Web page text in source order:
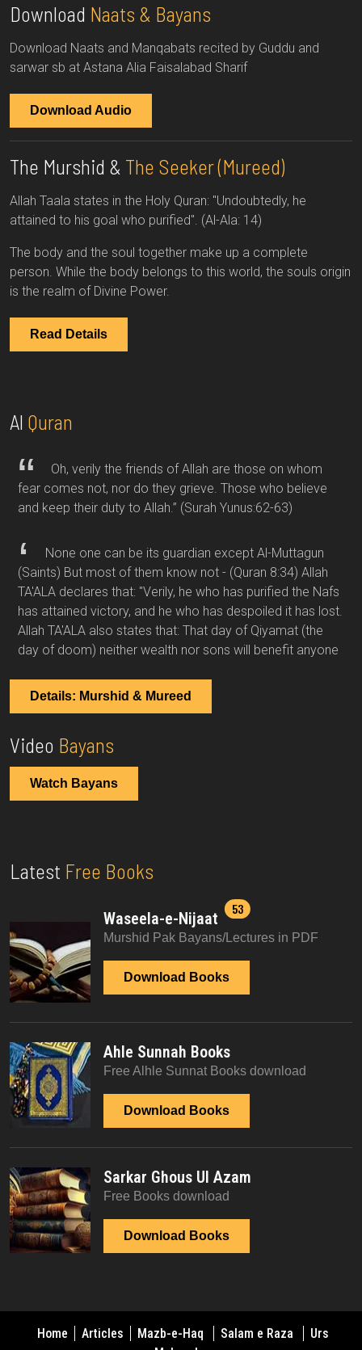
Download Naats & Bayans
Download Naats and Manqabats recited by Guddu and
sarwar sb at Astana Alia Faisalabad Sharif
Download Audio
The Murshid & The Seeker (Mureed)
Allah Taala states in the Holy Quran: "Undoubtedly, he
attained to his goal who purified". (Al-Ala: 14)
The body and the soul together make up a complete
person. While the body belongs to this world, the souls origin
is the realm of Divine Power.
Read Details
Al Quran
Oh, verily the friends of Allah are those on whom
fear comes not, nor do they grieve. Those who believe
and keep their duty to Allah.” (Surah Yunus:62-63)
None one can be its guardian except Al-Muttagun
(Saints) But most of them know not - (Quran 8:34) Allah
TA'ALA declares that: "Verily, he who has purified the Nafs
has attained victory, and he who has despoiled it has lost.
Allah TA'ALA also states that: That day of Qiyamat (the
day of doom) neither wealth nor sons will benefit anyone
Details: Murshid & Mureed
Video Bayans
Watch Bayans
Latest Free Books
Waseela-e-Nijaat
53
Murshid Pak Bayans/Lectures in PDF
Download Books
Ahle Sunnah Books
Free Alhle Sunnat Books download
Download Books
Sarkar Ghous Ul Azam
Free Books download
Download Books
Home Articles Mazb-e-Haq Salam e Raza
Urs